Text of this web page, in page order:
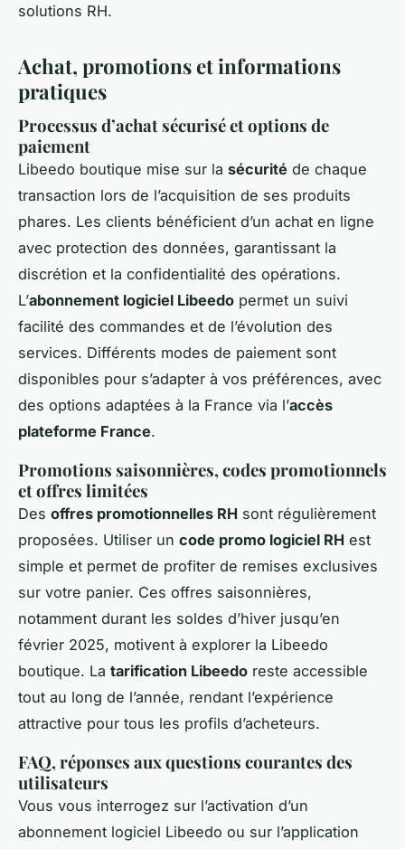
solutions RH.
Achat, promotions et informations
pratiques
Processus d’achat sécurisé et options de
paiement
Libeedo boutique mise sur la sécurité de chaque
transaction lors de l’acquisition de ses produits
phares. Les clients bénéficient d’un achat en ligne
avec protection des données, garantissant la
discrétion et la confidentialité des opérations.
L’abonnement logiciel Libeedo permet un suivi
facilité des commandes et de l’évolution des
services. Différents modes de paiement sont
disponibles pour s’adapter à vos préférences, avec
des options adaptées à la France via l’accès
plateforme France.
Promotions saisonnières, codes promotionnels
et offres limitées
Des offres promotionnelles RH sont régulièrement
proposées. Utiliser un code promo logiciel RH est
simple et permet de profiter de remises exclusives
sur votre panier. Ces offres saisonnières,
notamment durant les soldes d’hiver jusqu’en
février 2025, motivent à explorer la Libeedo
boutique. La tarification Libeedo reste accessible
tout au long de l’année, rendant l’expérience
attractive pour tous les profils d’acheteurs.
FAQ, réponses aux questions courantes des
utilisateurs
Vous vous interrogez sur l’activation d’un
abonnement logiciel Libeedo ou sur l’application